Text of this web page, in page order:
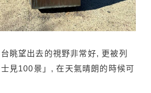
眺望出去的視野非常好, 更被列
見100景」, 在天氣晴朗的時候可